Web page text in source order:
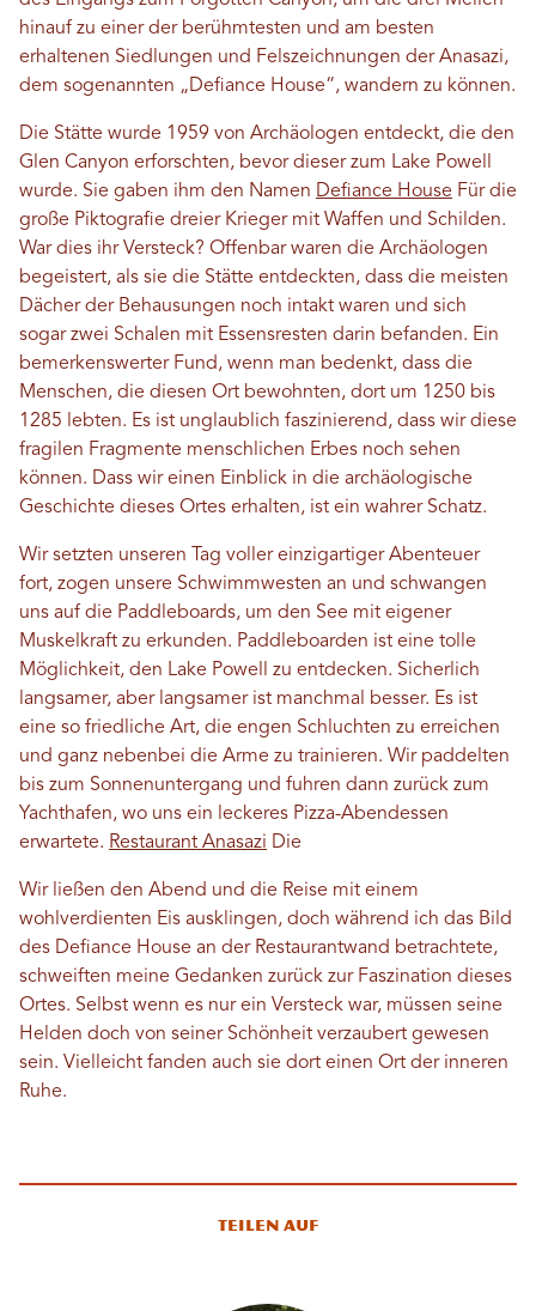
hinauf zu einer der berühmtesten und am besten
erhaltenen Siedlungen und Felszeichnungen der Anasazi,
dem sogenannten „Defiance House“, wandern zu können.
Die Stätte wurde 1959 von Archäologen entdeckt, die den
Glen Canyon erforschten, bevor dieser zum Lake Powell
wurde. Sie gaben ihm den Namen Defiance House Für die
große Piktografie dreier Krieger mit Waffen und Schilden.
War dies ihr Versteck? Offenbar waren die Archäologen
begeistert, als sie die Stätte entdeckten, dass die meisten
Dächer der Behausungen noch intakt waren und sich
sogar zwei Schalen mit Essensresten darin befanden. Ein
bemerkenswerter Fund, wenn man bedenkt, dass die
Menschen, die diesen Ort bewohnten, dort um 1250 bis
1285 lebten. Es ist unglaublich faszinierend, dass wir diese
fragilen Fragmente menschlichen Erbes noch sehen
können. Dass wir einen Einblick in die archäologische
Geschichte dieses Ortes erhalten, ist ein wahrer Schatz.
Wir setzten unseren Tag voller einzigartiger Abenteuer
fort, zogen unsere Schwimmwesten an und schwangen
uns auf die Paddleboards, um den See mit eigener
Muskelkraft zu erkunden. Paddleboarden ist eine tolle
Möglichkeit, den Lake Powell zu entdecken. Sicherlich
langsamer, aber langsamer ist manchmal besser. Es ist
eine so friedliche Art, die engen Schluchten zu erreichen
und ganz nebenbei die Arme zu trainieren. Wir paddelten
bis zum Sonnenuntergang und fuhren dann zurück zum
Yachthafen, wo uns ein leckeres Pizza-Abendessen
erwartete. Restaurant Anasazi Die
Wir ließen den Abend und die Reise mit einem
wohlverdienten Eis ausklingen, doch während ich das Bild
des Defiance House an der Restaurantwand betrachtete,
schweiften meine Gedanken zurück zur Faszination dieses
Ortes. Selbst wenn es nur ein Versteck war, müssen seine
Helden doch von seiner Schönheit verzaubert gewesen
sein. Vielleicht fanden auch sie dort einen Ort der inneren
Ruhe.
Teilen auf